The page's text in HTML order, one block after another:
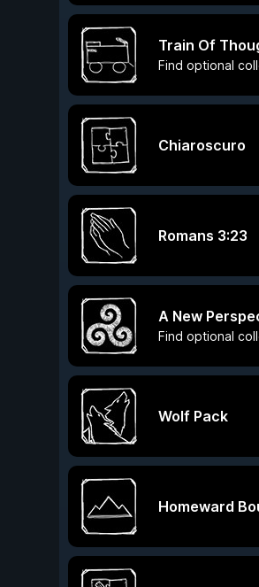
Train Of
Find optional
Chiaroscuro
Romans 3:23
A New
Find optional
Wolf Pack
Homeward